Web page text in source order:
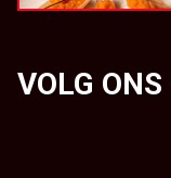
VOLG